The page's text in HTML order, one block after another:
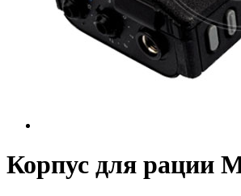
Корпус для рации